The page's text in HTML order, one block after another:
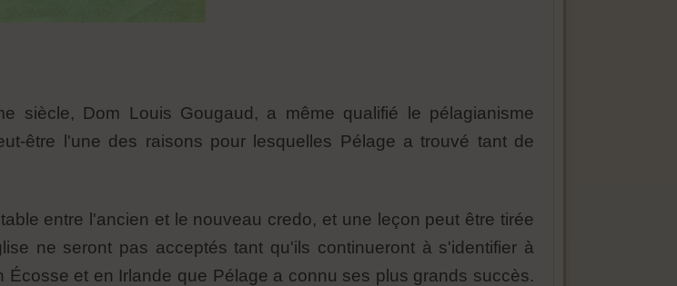
siècle, Dom Louis Gougaud, a même qualifié le pélagianisme
être l'une des raisons pour lesquelles Pélage a trouvé tant de
entre l'ancien et le nouveau credo, et une leçon peut être tirée
ne seront pas acceptés tant qu'ils continueront à s'identifier à
et en Irlande que Pélage a connu ses plus grands succès.